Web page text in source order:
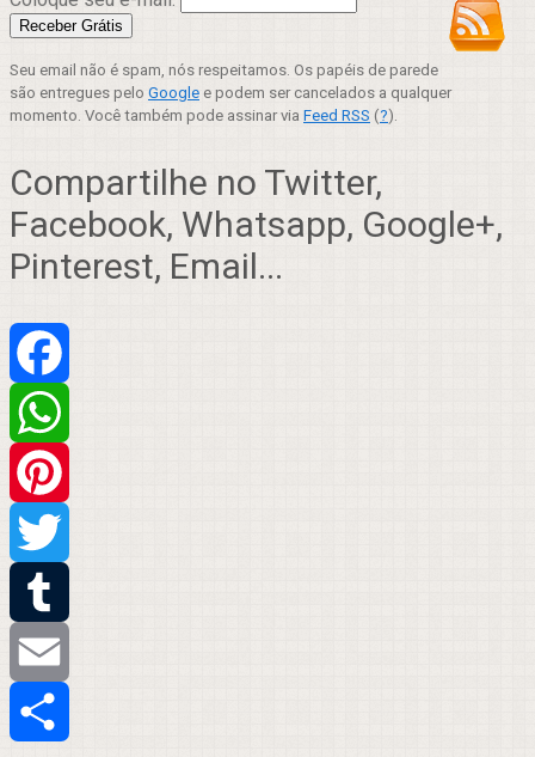
Seu email não é spam, nós respeitamos. Os papéis de parede
são entregues pelo Google e podem ser cancelados a qualquer
momento. Você também pode assinar via Feed RSS (?).
Compartilhe no Twitter,
Facebook, Whatsapp, Google+,
Pinterest, Email...
Facebook
WhatsApp
Pinterest
Twitter
Tumblr
Email